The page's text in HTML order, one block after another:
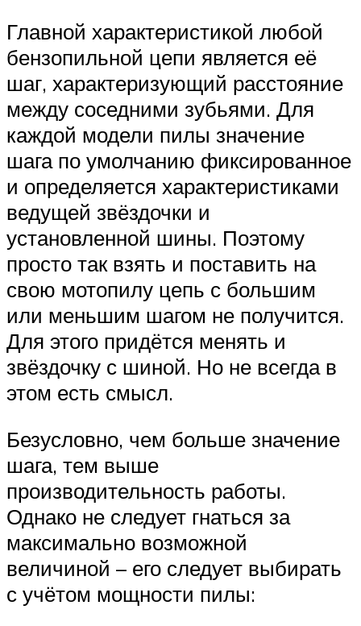
Главной характеристикой любой
бензопильной цепи является её
шаг, характеризующий расстояние
между соседними зубьями. Для
каждой модели пилы значение
шага по умолчанию фиксированное
и определяется характеристиками
ведущей звёздочки и
установленной шины. Поэтому
просто так взять и поставить на
свою мотопилу цепь с большим
или меньшим шагом не получится.
Для этого придётся менять и
звёздочку с шиной. Но не всегда в
этом есть смысл.
Безусловно, чем больше значение
шага, тем выше
производительность работы.
Однако не следует гнаться за
максимально возможной
величиной – его следует выбирать
с учётом мощности пилы: